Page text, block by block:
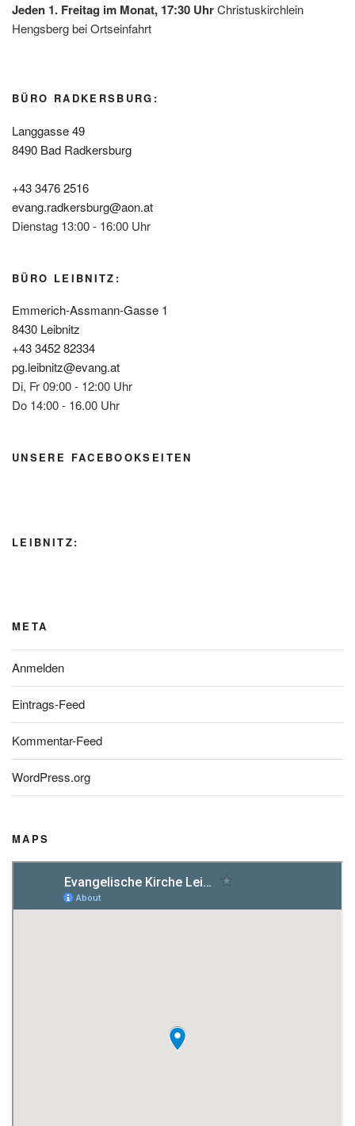
Jeden 1. Freitag im Monat, 17:30 UhrChristuskirchlein
Hengsberg bei Ortseinfahrt
BÜRO RADKERSBURG:
Langgasse 49
8490 Bad Radkersburg
+43 3476 2516
evang.radkersburg@aon.at
Dienstag 13:00 - 16:00 Uhr
BÜRO LEIBNITZ:
Emmerich-Assmann-Gasse 1
8430 Leibnitz
+43 3452 82334
pg.leibnitz@evang.at
Di, Fr 09:00 - 12:00 Uhr
Do 14:00 - 16.00 Uhr
UNSERE FACEBOOKSEITEN
LEIBNITZ:
META
Anmelden
Eintrags-Feed
Kommentar-Feed
WordPress.org
MAPS